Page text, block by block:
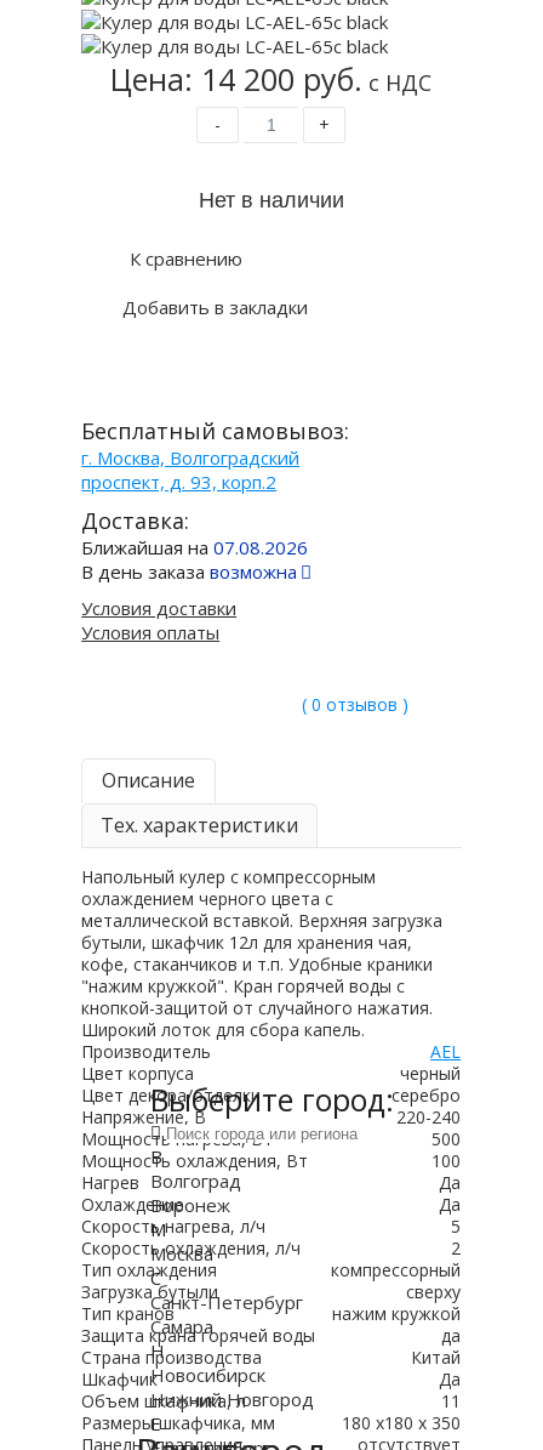
Цена: 14 200 руб. с НДС
- +
К сравнению
Добавить в закладки
Бесплатный самовывоз:
г. Москва, Волгоградский
проспект, д. 93, корп.2
Доставка:
Ближайшая на07.08.2026
В день заказавозможна
Условия доставки
Условия оплаты
( 0 отзывов )
Описание
Тех. характеристики
Напольный кулер с компрессорным
охлаждением черного цвета с
металлической вставкой. Верхняя загрузка
бутыли, шкафчик 12л для хранения чая,
кофе, стаканчиков и т.п. Удобные краники
"нажим кружкой". Кран горячей воды с
кнопкой-защитой от случайного нажатия.
Широкий лоток для сбора капель.
Производитель
AEL
Цвет корпуса
черный
Цвет декора/отделки
серебро
Напряжение, В
220-240
Мощность нагрева, Вт
500
Мощность охлаждения, Вт
100
Нагрев
Да
Охлаждение
Да
Скорость нагрева, л/ч
5
Скорость охлаждения, л/ч
2
Тип охлаждения
компрессорный
Загрузка бутыли
сверху
Тип кранов
нажим кружкой
Защита крана горячей воды
да
Страна производства
Китай
Шкафчик
Да
Объем шкафчика, л
11
Размеры шкафчика, мм
180 x180 x 350
Панель управления
отсутствует
Выберите город:
В
Волгоград
Воронеж
М
Москва
С
Санкт-Петербург
Самара
Н
Новосибирск
Нижний Новгород
Е